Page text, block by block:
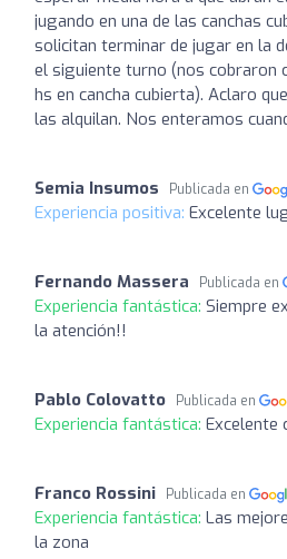
jugando en una de las canchas
solicitan terminar de jugar en la
el siguiente turno (nos cobraron
hs en cancha cubierta). Aclaro
las alquilan. Nos enteramos
Semia Insumos Publicada en
Experiencia positiva: Excelente
Fernando Massera Publicada en
Experiencia fantástica: Siempre
la atención!!
Pablo Colovatto Publicada en
Experiencia fantástica: Excelente
Franco Rossini Publicada en
Experiencia fantástica: Las
la zona